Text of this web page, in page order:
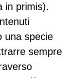
in primis).
una specie
sempre